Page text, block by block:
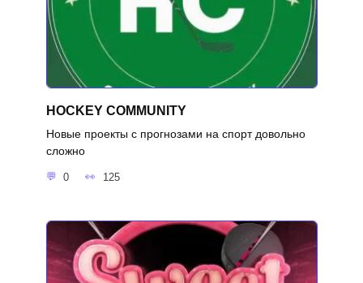
HOCKEY COMMUNITY
Новые проекты с прогнозами на спорт довольно
сложно
0 125